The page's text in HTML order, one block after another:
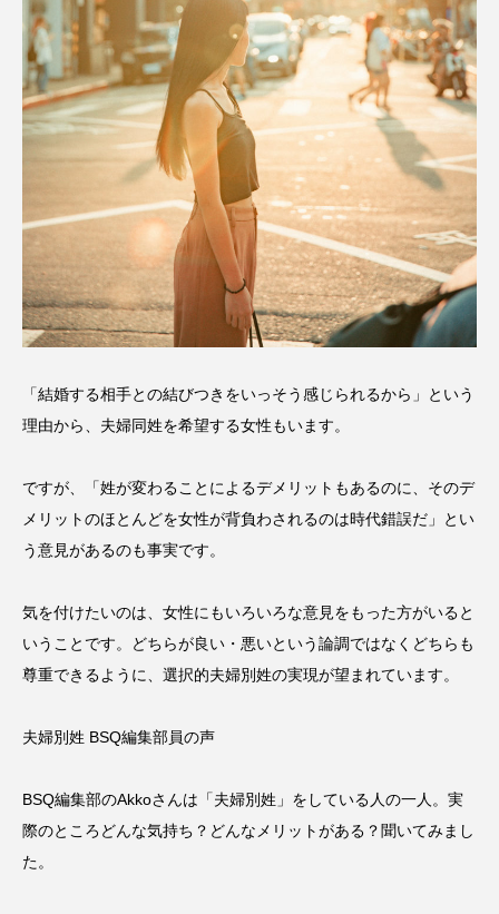
「結婚する相手との結びつきをいっそう感じられるから」という
理由から、夫婦同姓を希望する女性もいます。
ですが、「姓が変わることによるデメリットもあるのに、そのデ
メリットのほとんどを女性が背負わされるのは時代錯誤だ」とい
う意見があるのも事実です。
気を付けたいのは、女性にもいろいろな意見をもった方がいると
いうことです。どちらが良い・悪いという論調ではなくどちらも
尊重できるように、選択的夫婦別姓の実現が望まれています。
夫婦別姓 BSQ編集部員の声
BSQ編集部のAkkoさんは「夫婦別姓」をしている人の一人。実
際のところどんな気持ち？どんなメリットがある？聞いてみまし
た。